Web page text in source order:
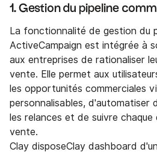
1. Gestion du pipeline
La fonctionnalité de gestion du
ActiveCampaign est intégrée à
aux entreprises de rationaliser
vente. Elle permet aux
les opportunités commerciales
personnalisables, d'automatiser
les relances et de suivre
vente.
Clay disposeClay dashboard